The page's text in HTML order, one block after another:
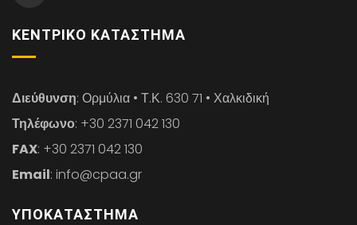
ΚΕΝΤΡΙΚΌ ΚΑΤΆΣΤΗΜΑ
Διεύθυνση: Ορμύλια • Τ.Κ. 630 71 • Χαλκιδική
Τηλέφωνο: +30 2371 042 130
FAX: +30 2371 042 130
Email: info@cpaa.gr
ΥΠΟΚΑΤΆΣΤΗΜΑ